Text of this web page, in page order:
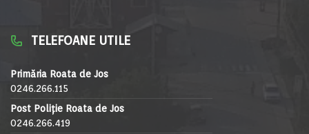
TELEFOANE UTILE
Primăria Roata de Jos
0246.266.115
Post Poliție Roata de Jos
0246.266.419